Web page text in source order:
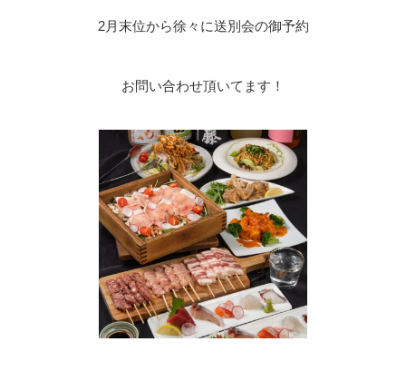
2月末位から徐々に送別会の御予約
お問い合わせ頂いてます！